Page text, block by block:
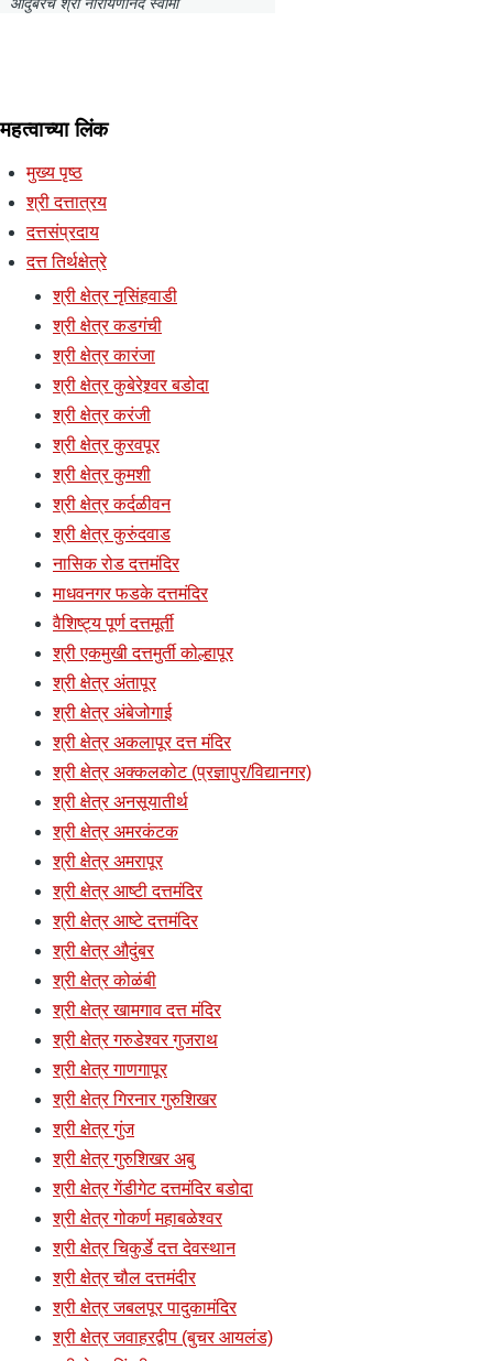
महत्वाच्या लिंक
मुख्य पृष्ठ
श्री दत्तात्रय
दत्तसंप्रदाय
दत्त तिर्थक्षेत्रे
श्री क्षेत्र नृसिंहवाडी
श्री क्षेत्र कडगंची
श्री क्षेत्र कारंजा
श्री क्षेत्र कुबेरेश्र्वर बडोदा
श्री क्षेत्र करंजी
श्री क्षेत्र कुरवपूर
श्री क्षेत्र कुमशी
श्री क्षेत्र कर्दळीवन
श्री क्षेत्र कुरुंदवाड
नासिक रोड दत्तमंदिर
माधवनगर फडके दत्तमंदिर
वैशिष्ट्य पूर्ण दत्तमूर्ती
श्री एकमुखी दत्तमुर्ती कोल्हापूर
श्री क्षेत्र अंतापूर
श्री क्षेत्र अंबेजोगाई
श्री क्षेत्र अकलापूर दत्त मंदिर
श्री क्षेत्र अक्कलकोट (प्रज्ञापुर/विद्यानगर)
श्री क्षेत्र अनसूयातीर्थ
श्री क्षेत्र अमरकंटक
श्री क्षेत्र अमरापूर
श्री क्षेत्र आष्टी दत्तमंदिर
श्री क्षेत्र आष्टे दत्तमंदिर
श्री क्षेत्र औदुंबर
श्री क्षेत्र कोळंबी
श्री क्षेत्र खामगाव दत्त मंदिर
श्री क्षेत्र गरुडेश्वर गुजराथ
श्री क्षेत्र गाणगापूर
श्री क्षेत्र गिरनार गुरुशिखर
श्री क्षेत्र गुंज
श्री क्षेत्र गुरुशिखर अबु
श्री क्षेत्र गेंडीगेट दत्तमंदिर बडोदा
श्री क्षेत्र गोकर्ण महाबळेश्वर
श्री क्षेत्र चिकुर्डे दत्त देवस्थान
श्री क्षेत्र चौल दत्तमंदीर
श्री क्षेत्र जबलपूर पादुकामंदिर
श्री क्षेत्र जवाहरद्वीप (बुचर आयलंड)